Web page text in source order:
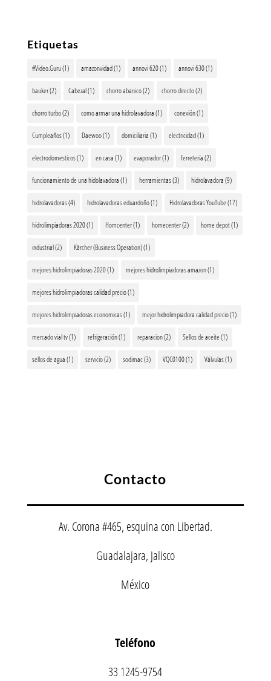
Etiquetas
#Video.Guru(1) amazonvidad(1) annovi 620(1) annovi 630(1)
bauker(2) Cabezal(1) chorro abanico(2) chorro directo(2)
chorro turbo(2) como armar una hidrolavadora(1) conexión(1)
Cumpleaños(1) Daewoo(1) domiciliaria(1) electricidad(1)
electrodomesticos(1) en casa(1) evaporador(1) ferretería(2)
funcionamiento de una hidolavadora(1) herramientas(3) hidrolavadora(9)
hidrolavadoras(4) hidrolavadoras eduardoño(1) Hidrolavadoras YouTube(17)
hidrolimpiadoras 2020(1) Homcenter(1) homecenter(2) home depot(1)
industrial(2) Kärcher (Business Operation)(1)
mejores hidrolimpiadoras 2020(1) mejores hidrolimpiadoras amazon(1)
mejores hidrolimpiadoras calidad precio(1)
mejores hidrolimpiadoras economicas(1) mejor hidrolimpiadora calidad precio(1)
mercado vial tv(1) refrigeración(1) reparacion(2) Sellos de aceite(1)
sellos de agua(1) servicio(2) sodimac(3) VQC0100(1) Válvulas(1)
Contacto
Av. Corona #465, esquina con Libertad.
Guadalajara, Jalisco
México
Teléfono
33 1245-9754